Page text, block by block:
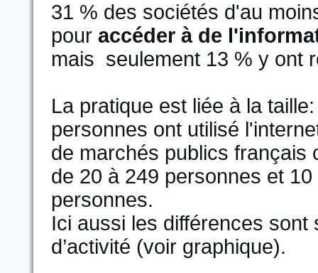
31 % des sociétés d'au
pour accéder à de
mais seulement 13 % y ont
La pratique est liée à la
personnes ont utilisé
de marchés publics français
de 20 à 249 personnes et
personnes.
Ici aussi les différences
d’activité (voir graphique).